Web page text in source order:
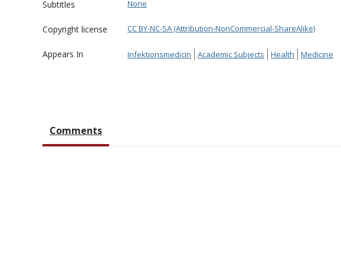
Subtitles None
Copyright license CC BY-NC-SA (Attribution-NonCommercial-ShareAlike)
Appears In Infektionsmedicin Academic Subjects Health Medicine
Comments